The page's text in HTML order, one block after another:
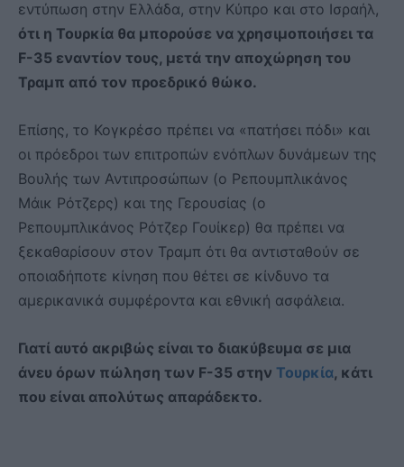
εντύπωση στην Ελλάδα, στην Κύπρο και στο Ισραήλ,
ότι η Τουρκία θα μπορούσε να χρησιμοποιήσει τα
F-35 εναντίον τους, μετά την αποχώρηση του
Τραμπ από τον προεδρικό θώκο.
Επίσης, το Κογκρέσο πρέπει να «πατήσει πόδι» και
οι πρόεδροι των επιτροπών ενόπλων δυνάμεων της
Βουλής των Αντιπροσώπων (ο Ρεπουμπλικάνος
Μάικ Ρότζερς) και της Γερουσίας (ο
Ρεπουμπλικάνος Ρότζερ Γουίκερ) θα πρέπει να
ξεκαθαρίσουν στον Τραμπ ότι θα αντισταθούν σε
οποιαδήποτε κίνηση που θέτει σε κίνδυνο τα
αμερικανικά συμφέροντα και εθνική ασφάλεια.
Γιατί αυτό ακριβώς είναι το διακύβευμα σε μια
άνευ όρων πώληση των F-35 στην Τουρκία, κάτι
που είναι απολύτως απαράδεκτο.